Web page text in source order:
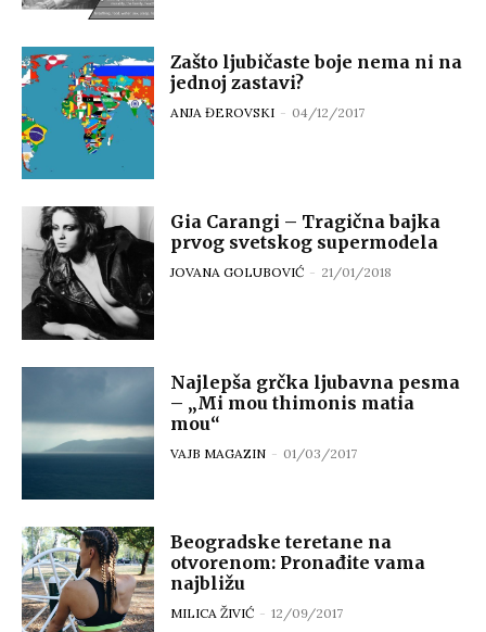
Zašto ljubičaste boje nema ni na
jednoj zastavi?
ANJA ĐEROVSKI - 04/12/2017
Gia Carangi – Tragična bajka
prvog svetskog supermodela
JOVANA GOLUBOVIĆ - 21/01/2018
Najlepša grčka ljubavna pesma
– „Mi mou thimonis matia
mou“
VAJB MAGAZIN - 01/03/2017
Beogradske teretane na
otvorenom: Pronađite vama
najbližu
MILICA ŽIVIĆ - 12/09/2017